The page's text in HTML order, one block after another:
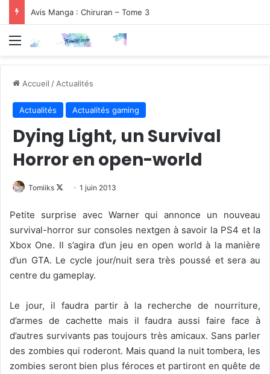
Avis Manga : Chiruran – Tome 3
Menu
Accueil / Actualités
Actualités Actualités gaming
Dying Light, un Survival
Horror en open-world
Tomiiks
Follow
X
1 juin 2013
Petite surprise avec Warner qui annonce un nouveau
survival-horror sur consoles nextgen à savoir la PS4 et la
Xbox One. Il s’agira d’un jeu en open world à la manière
d’un GTA. Le cycle jour/nuit sera très poussé et sera au
centre du gameplay.
Le jour, il faudra partir à la recherche de nourriture,
d’armes de cachette mais il faudra aussi faire face à
d’autres survivants pas toujours très amicaux. Sans parler
des zombies qui roderont. Mais quand la nuit tombera, les
zombies seront bien plus féroces et partiront en quête de